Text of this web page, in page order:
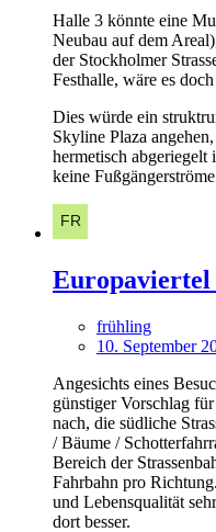
Halle 3 könnte eine
Neubau auf dem
der Stockholmer
Festhalle, wäre es
Dies würde ein
Skyline Plaza
hermetisch abgeriegelt
keine
Europaviertel
frühling
10. September
Angesichts eines
günstiger Vorschlag
nach, die südliche
/ Bäume /
Bereich der
Fahrbahn pro
und Lebensqualität
dort besser.